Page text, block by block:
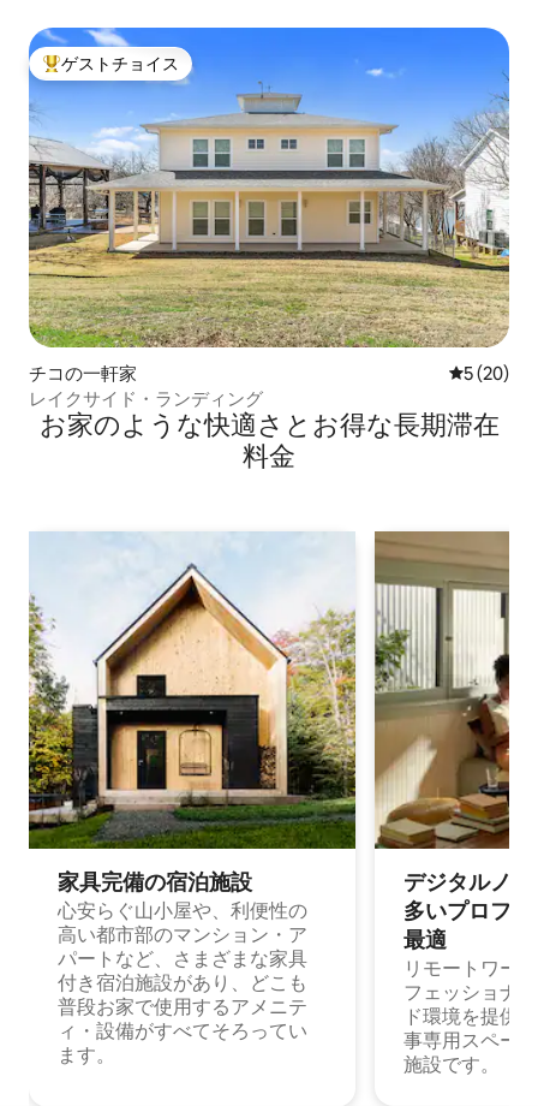
大好評のゲストチョイスです。
ゲストチョイス
チコの一軒家 レビュー
5 (20)
レイクサイド・ランディング
お家のような快⁠適⁠さ⁠とお⁠得⁠な長⁠期⁠滞⁠在
料⁠金
家具完備の宿⁠泊⁠施⁠設
心安らぐ山小屋や、利便性の
高い都市部のマンション・ア
パートなど、さまざまな家具
付き宿泊施設があり、どこも
普段お家で使用するアメニテ
ィ・設備がすべてそろってい
ます。
デジタルノ
多⁠いプ⁠ロ⁠フ⁠
最⁠適
リモートワー
フェッショナ
ド環境を提供
事専用スペー
施設です。